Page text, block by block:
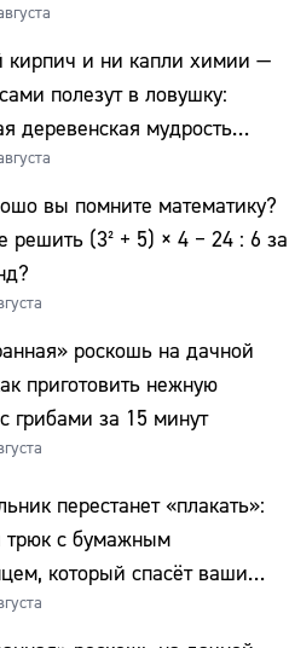
кирпич и ни капли химии —
полезут в ловушку:
деревенская мудрость
вы помните математику?
решить (3² + 5) × 4 − 24 : 6 за
роскошь на дачной
приготовить нежную
грибами за 15 минут
перестанет «плакать»:
трюк с бумажным
который спасёт ваши
гнили